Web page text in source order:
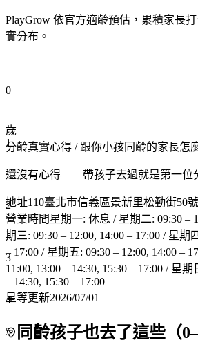
PlayGrow 依官方適齡預估，累積家長
實分布。
0
1
2
3
4
5
歲
分齡真實心得 / 跟你小孩同齡的家長怎
還沒有心得——帶孩子去過就是第一位
地址110臺北市信義區景新里松勤街50號
營業時間星期一: 休息 / 星期二: 09:30 –
期三: 09:30 – 12:00, 14:00 – 17:00 / 星期
– 17:00 / 星期五: 09:30 – 12:00, 14:00 –
11:00, 13:00 – 14:30, 15:30 – 17:00 / 星期
– 14:30, 15:30 – 17:00
星等更新2026/07/01
同齡孩子也去了這些（0–